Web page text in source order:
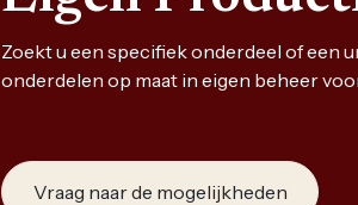
Zoekt u een specifiek onderdeel of een
onderdelen op maat in eigen beheer
Vraag naar de mogelijkheden